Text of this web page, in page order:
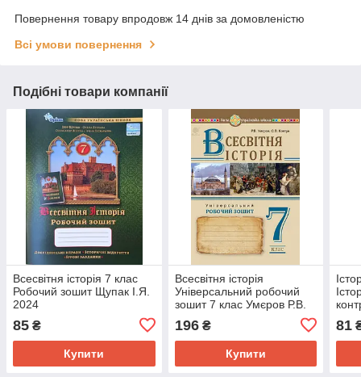
Повернення товару впродовж 14 днів за домовленістю
Всі умови повернення
Подібні товари компанії
Всесвітня історія 7 клас
Робочий зошит Щупак І.Я.
2024
85 ₴
Купити
Всесвітня історія
Універсальний робочий
зошит 7 клас Умєров Р.В.
196₴
Купити
81